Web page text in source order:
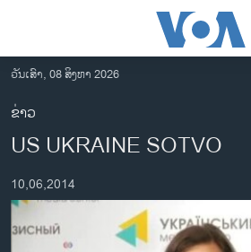
ເຂົ້າ
ຫາ
ຂ້າມ
ຂ້າມ
ໄປ
ຫາ
ຊອກ
ອາເມຣິກາ
ການເລືອກຕັ້ງ ປະທານາທີບໍດີ ສະຫະລັດ 2024
ຂ່າວ​ຈີນ
ວັນເສົາ, 08 ສິງຫາ 2026
ຂ່າວ
US UKRAINE SOTVO
10,06,2014